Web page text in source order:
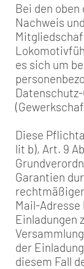
Bei den
Nachweis
es sich um
Diese
lit b), Art. 9
Garantien
Mail-Adresse
Einladungen
der
diesem Fall